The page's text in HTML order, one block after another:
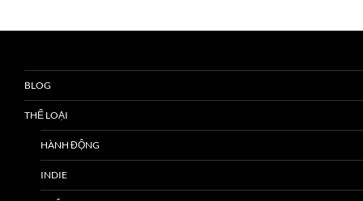
BLOG
THỂ LOẠI
HÀNH ĐỘNG
INDIE